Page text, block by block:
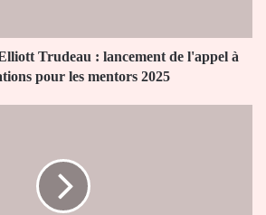
Trudeau : lancement de l'appel à
pour les mentors 2025